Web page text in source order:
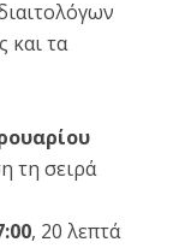
και τα
τη σειρά
, 20 λεπτά